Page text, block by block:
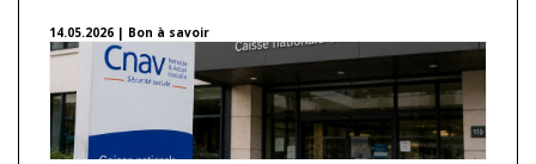
14.05.2026 | Bon à savoir